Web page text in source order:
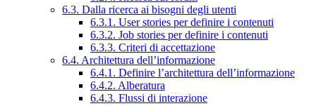
6.3. Dalla ricerca ai bisogni degli utenti
6.3.1. User stories per definire i contenuti
6.3.2. Job stories per definire i contenuti
6.3.3. Criteri di accettazione
6.4. Architettura dell’informazione
6.4.1. Definire l’architettura dell’informazione
6.4.2. Alberatura
6.4.3. Flussi di interazione